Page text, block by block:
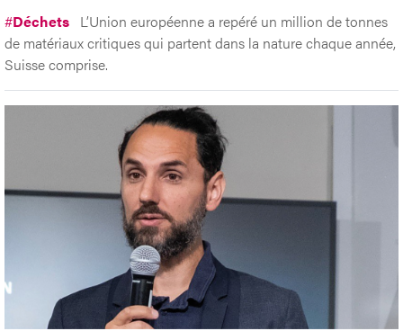
#Déchets L’Union européenne a repéré un million de tonnes
de matériaux critiques qui partent dans la nature chaque année,
Suisse comprise.